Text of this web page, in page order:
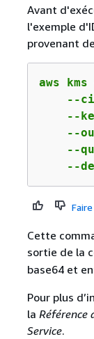
Avant
l'exemple
provenant
aws
--
--
--
--
--
Cette
sortie de la
base64 et
Pour plus
la Référence
Service.